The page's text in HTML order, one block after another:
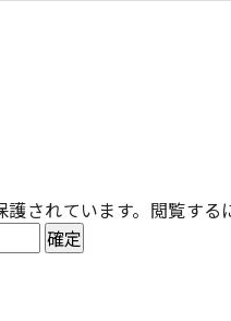
されています。閲覧する